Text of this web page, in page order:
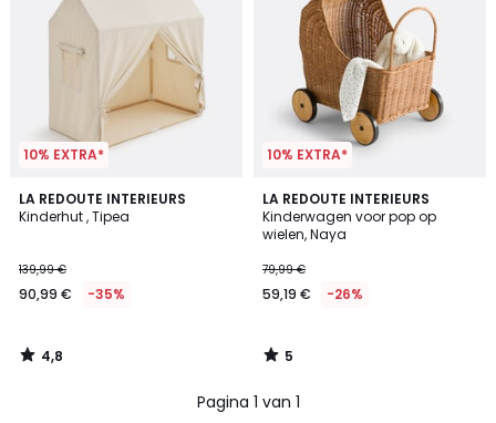
10% EXTRA*
LA REDOUTE INTERIEURS
Kinderhut , Tipea
139,99 €
90,99 € -35%
4,8
/ 5
4,8
/
10% EXTRA*
LA REDOUTE INTERIEURS
Kinderwagen voor pop op
wielen, Naya
79,99 €
59,19 € -26%
5
/
5
5
/
Pagina 1 van 1